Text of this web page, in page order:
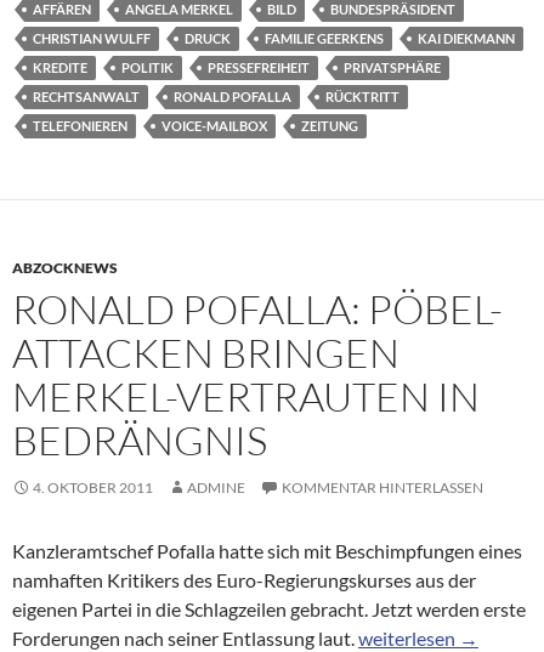
AFFÄREN ANGELA MERKEL BILD
BUNDESPRÄSIDENT
CHRISTIAN WULFF
DRUCK FAMILIE GEERKENS
KAI DIEKMANN
KREDITE
POLITIK PRESSEFREIHEIT
PRIVATSPHÄRE
RECHTSANWALT
RONALD POFALLA
RÜCKTRITT
TELEFONIEREN
VOICE-MAILBOX ZEITUNG
ABZOCKNEWS
RONALD POFALLA: PÖBEL-
ATTACKEN BRINGEN
MERKEL-VERTRAUTEN IN
BEDRÄNGNIS
4. OKTOBER 2011 ADMINE KOMMENTAR HINTERLASSEN
Kanzleramtschef Pofalla hatte sich mit Beschimpfungen eines
namhaften Kritikers des Euro-Regierungskurses aus der
eigenen Partei in die Schlagzeilen gebracht. Jetzt werden erste
Forderungen nach seiner Entlassung laut.Ronald Pofalla:
weiterlesen →